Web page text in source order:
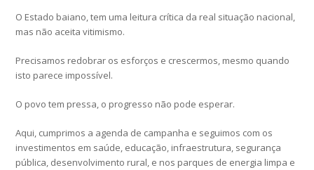
O Estado baiano, tem uma leitura crítica da real situação nacional,
mas não aceita vitimismo.
Precisamos redobrar os esforços e crescermos, mesmo quando
isto parece impossível.
O povo tem pressa, o progresso não pode esperar.
Aqui, cumprimos a agenda de campanha e seguimos com os
investimentos em saúde, educação, infraestrutura, segurança
pública, desenvolvimento rural, e nos parques de energia limpa e